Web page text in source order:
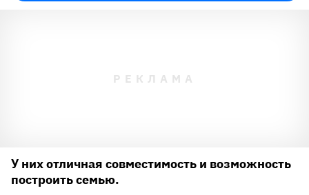
У них отличная совместимость и возможность
построить семью.